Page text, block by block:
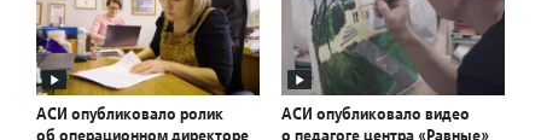
АСИ опубликовало ролик
об операционном директоре
АСИ опубликовало видео
о педагоге центра «Равные»